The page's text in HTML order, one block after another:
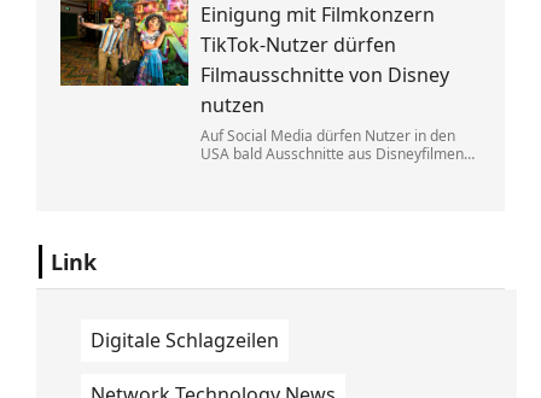
sich dabei illegalerweise abgesprochen
zu haben. Sie einigten sich mit der Justiz –
und liefern jetzt im großen Stil.
Einigung mit Filmkonzern
TikTok-Nutzer dürfen
Filmausschnitte von Disney
nutzen
Auf Social Media dürfen Nutzer in den
USA bald Ausschnitte aus Disneyfilmen
Link
Digitale Schlagzeilen